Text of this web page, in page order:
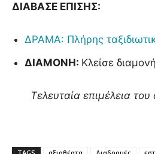
ΔΙΑΒΑΣΕ ΕΠΙΣΗΣ:
ΔΡΑΜΑ: Πλήρης
ΔΙΑΜΟΝΗ: Κλείσε
Τελευταία επιμέλεια